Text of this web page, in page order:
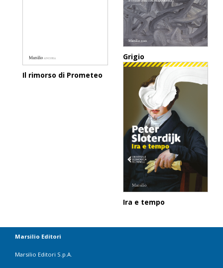
Il rimorso di Prometeo
Grigio
Ira e tempo
Marsilio Editori
Marsilio Editori S.p.A.